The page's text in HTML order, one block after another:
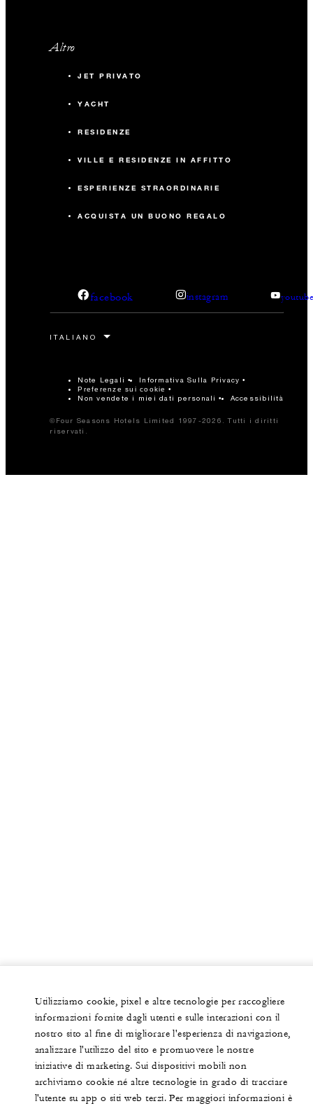
Altro
JET PRIVATO
YACHT
RESIDENZE
VILLE E RESIDENZE IN AFFITTO
ESPERIENZE STRAORDINARIE
ACQUISTA UN BUONO REGALO
facebook instagram
Note Legali Informativa Sulla Privacy
Preferenze sui cookie
Non vendete i miei dati personali Accessibilità
©Four Seasons Hotels Limited 1997-2026. Tutti i diritti
riservati.
Utilizziamo cookie, pixel e altre tecnologie per raccogliere
informazioni fornite dagli utenti e sulle interazioni con il
nostro sito al fine di migliorare l'esperienza di navigazione,
analizzare l'utilizzo del sito e promuovere le nostre
iniziative di marketing. Sui dispositivi mobili non
archiviamo cookie né altre tecnologie in grado di tracciare
l'utente su app o siti web terzi. Per maggiori informazioni è